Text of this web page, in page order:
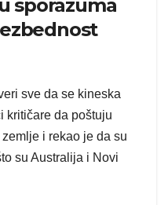
sporazuma
sve da se kineska
kritičare da poštuju
i rekao je da su
su Australija i Novi